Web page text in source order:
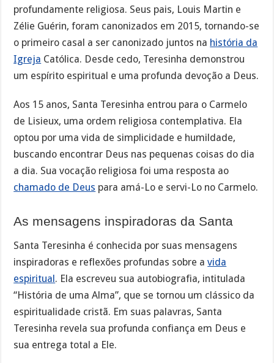
profundamente religiosa. Seus pais, Louis Martin e
Zélie Guérin, foram canonizados em 2015, tornando-se
o primeiro casal a ser canonizado juntos na história da
Igreja Católica. Desde cedo, Teresinha demonstrou
um espírito espiritual e uma profunda devoção a Deus.
Aos 15 anos, Santa Teresinha entrou para o Carmelo
de Lisieux, uma ordem religiosa contemplativa. Ela
optou por uma vida de simplicidade e humildade,
buscando encontrar Deus nas pequenas coisas do dia
a dia. Sua vocação religiosa foi uma resposta ao
chamado de Deus para amá-Lo e servi-Lo no Carmelo.
As mensagens inspiradoras da Santa
Santa Teresinha é conhecida por suas mensagens
inspiradoras e reflexões profundas sobre avida
espiritual. Ela escreveu sua autobiografia, intitulada
“História de uma Alma”, que se tornou um clássico da
espiritualidade cristã. Em suas palavras, Santa
Teresinha revela sua profunda confiança em Deus e
sua entrega total a Ele.